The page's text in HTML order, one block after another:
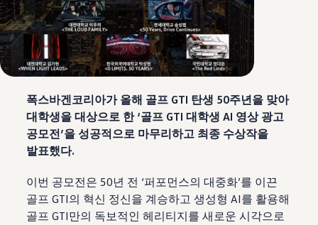
폭스바겐코리아가 올해 골프 GTI 탄생 50주년을 맞아
대학생을 대상으로 한 ‘골프 GTI 대학생 AI 영상 광고
공모전’을 성공적으로 마무리하고 최종 수상작을
발표했다.
이번 공모전은 50년 전 ‘퍼포먼스의 대중화’를 이끈
골프 GTI의 혁신 정신을 계승하고 생성형 AI를 활용해
골프 GTI만의 독보적인 헤리티지를 새로운 시각으로